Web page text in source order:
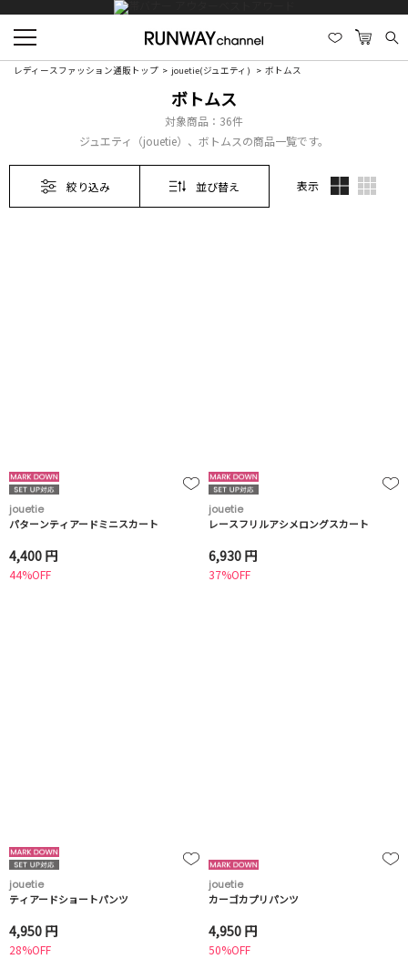
レディースファッション通販トップ jouetie(ジュエティ) ボトムス
ボトムス
対象商品： 36件
ジュエティ（jouetie）、ボトムスの商品一覧です。
絞り込み 並び替え 表示
jouetie
パターンティアードミニスカート
4,400 円
44%OFF
jouetie
レースフリルアシメロングスカート
6,930 円
37%OFF
jouetie
ティアードショートパンツ
4,950 円
28%OFF
jouetie
カーゴカプリパンツ
4,950 円
50%OFF